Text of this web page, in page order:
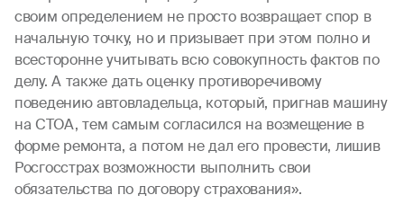
своим определением не просто возвращает спор в
начальную точку, но и призывает при этом полно и
всесторонне учитывать всю совокупность фактов по
делу. А также дать оценку противоречивому
поведению автовладельца, который, пригнав машину
на СТОА, тем самым согласился на возмещение в
форме ремонта, а потом не дал его провести, лишив
Росгосстрах возможности выполнить свои
обязательства по договору страхования».